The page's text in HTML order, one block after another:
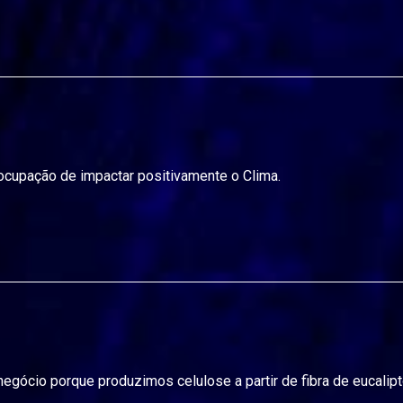
de impactar positivamente o Clima.
porque produzimos celulose a partir de fibra de